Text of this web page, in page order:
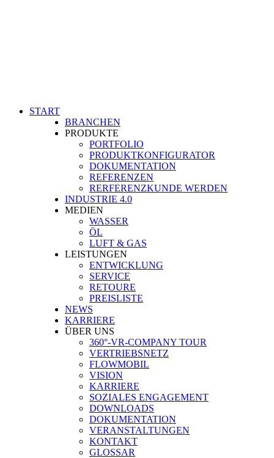
START
BRANCHEN
PRODUKTE
PORTFOLIO
PRODUKTKONFIGURATOR
DOKUMENTATION
REFERENZEN
RERFERENZKUNDE WERDEN
INDUSTRIE 4.0
MEDIEN
WASSER
ÖL
LUFT & GAS
LEISTUNGEN
ENTWICKLUNG
SERVICE
RETOURE
PREISLISTE
NEWS
KARRIERE
ÜBER UNS
360°-VR-COMPANY TOUR
VERTRIEBSNETZ
FLOWMOBIL
VISION
KARRIERE
SOZIALES ENGAGEMENT
DOWNLOADS
DOKUMENTATION
VERANSTALTUNGEN
KONTAKT
GLOSSAR